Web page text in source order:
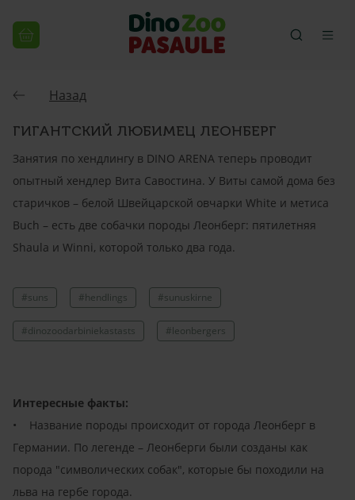
Назад
ГИГАНТСКИЙ ЛЮБИМЕЦ ЛЕОНБЕРГ
Занятия по хендлингу в DINO ARENA теперь проводит
опытный хендлер Вита Савостина. У Виты самой дома без
старичков – белой Швейцарской овчарки White и метиса
Buch – есть две собачки породы Леонберг: пятилетняя
Shaula и Winni, которой только два года.
#suns #hendlings #sunuskirne
#dinozoodarbiniekastasts #leonbergers
Интересные факты:
• Название породы происходит от города Леонберг в
Германии. По легенде – Леонберги были созданы как
порода "символических собак", которые бы походили на
льва на гербе города.